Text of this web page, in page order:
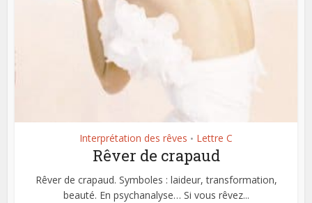
Interprétation des rêves • Lettre C
Rêver de crapaud
Rêver de crapaud. Symboles : laideur, transformation,
beauté. En psychanalyse… Si vous rêvez...